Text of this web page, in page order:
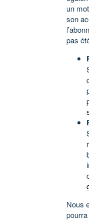
un
son
pas
Nous